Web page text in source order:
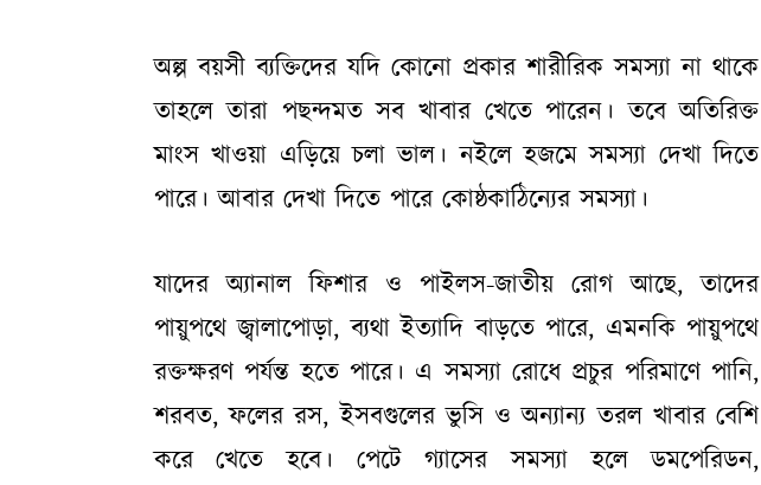
অল্প বয়সী ব্যক্তিদের যদি কোনো প্রকার শারীরিক সমস্যা না থাকে
তাহলে তারা পছন্দমত সব খাবার খেতে পারেন। তবে অতিরিক্ত
মাংস খাওয়া এড়িয়ে চলা ভাল। নইলে হজমে সমস্যা দেখা দিতে
পারে। আবার দেখা দিতে পারে কোষ্ঠকাঠিন্যের সমস্যা।
যাদের অ্যানাল ফিশার ও পাইলস-জাতীয় রোগ আছে, তাদের
পায়ুপথে জ্বালাপোড়া, ব্যথা ইত্যাদি বাড়তে পারে, এমনকি পায়ুপথে
রক্তক্ষরণ পর্যন্ত হতে পারে। এ সমস্যা রোধে প্রচুর পরিমাণে পানি,
শরবত, ফলের রস, ইসবগুলের ভুসি ও অন্যান্য তরল খাবার বেশি
করে খেতে হবে। পেটে গ্যাসের সমস্যা হলে ডমপেরিডন,